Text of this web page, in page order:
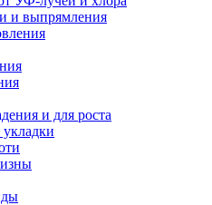
и выпрямления
и для роста
укладки